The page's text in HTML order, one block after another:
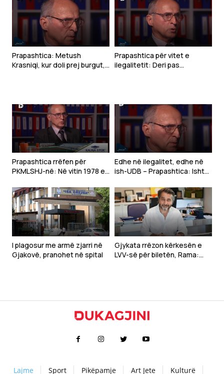
Prapashtica: Metush
Krasniqi, kur doli prej burgut,
Prapashtica për vitet e
ilegalitetit: Deri pas
Prapashtica rrëfen për
PKMLSHJ-në: Në vitin 1978 e
synimi ishte Republika
Shqiptare në Jugosllavi
Edhe në ilegalitet, edhe në
ish-UDB – Prapashtica: Ishte
interesave të vendit
I plagosur me armë zjarri në
Gjakovë, pranohet në spital
Gjykata rrëzon kërkesën e
LVV-së për biletën, Rama:
Lajme Sport Pikëpamje Art Jete Kulturë